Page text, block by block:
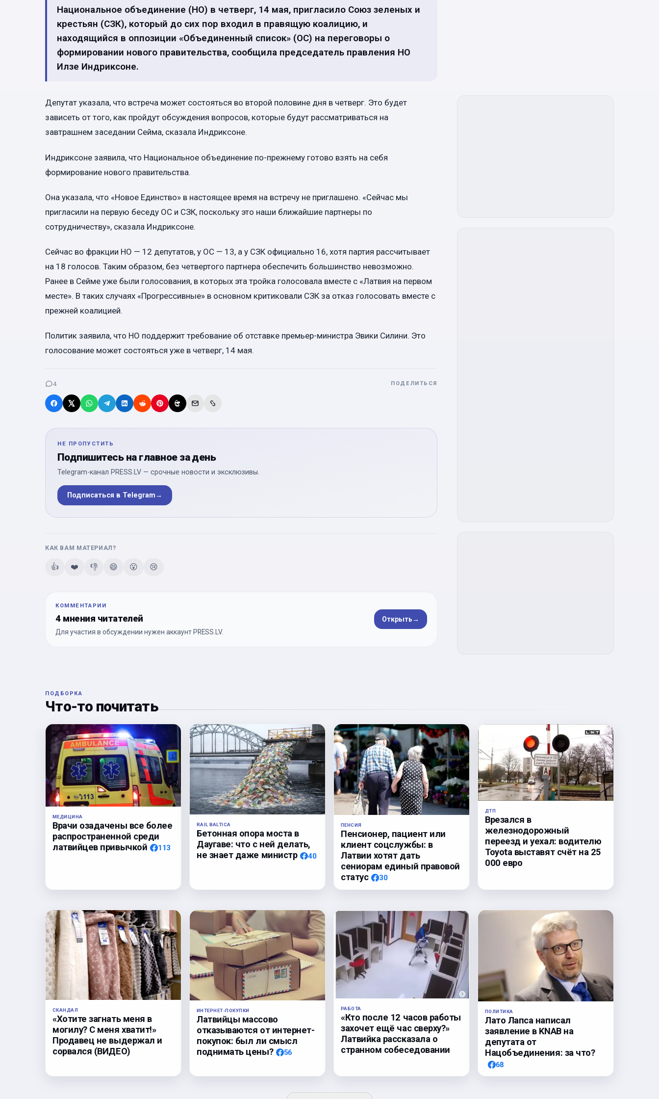
Национальное объединение (НО) в четверг, 14 мая, пригласило Союз зеленых и
крестьян (СЗК), который до сих пор входил в правящую коалицию, и
находящийся в оппозиции «Объединенный список» (ОС) на переговоры о
формировании нового правительства, сообщила председатель правления НО
Илзе Индриксоне.
Депутат указала, что встреча может состояться во второй половине дня в четверг. Это будет
зависеть от того, как пройдут обсуждения вопросов, которые будут рассматриваться на
завтрашнем заседании Сейма, сказала Индриксоне.
Индриксоне заявила, что Национальное объединение по-прежнему готово взять на себя
формирование нового правительства.
Она указала, что «Новое Единство» в настоящее время на встречу не приглашено. «Сейчас мы
пригласили на первую беседу ОС и СЗК, поскольку это наши ближайшие партнеры по
сотрудничеству», сказала Индриксоне.
Сейчас во фракции НО — 12 депутатов, у ОС — 13, а у СЗК официально 16, хотя партия рассчитывает
на 18 голосов. Таким образом, без четвертого партнера обеспечить большинство невозможно.
Ранее в Сейме уже были голосования, в которых эта тройка голосовала вместе с «Латвия на первом
месте». В таких случаях «Прогрессивные» в основном критиковали СЗК за отказ голосовать вместе с
прежней коалицией.
Политик заявила, что НО поддержит требование об отставке премьер-министра Эвики Силини. Это
голосование может состояться уже в четверг, 14 мая.
4 ПОДЕЛИТЬСЯ
НЕ ПРОПУСТИТЬ
Подпишитесь на главное за день
Telegram-канал PRESS.LV — срочные новости и эксклюзивы.
Подписаться в Telegram→
КАК ВАМ МАТЕРИАЛ?
👍 ❤️ 👎 😄 😮 😢
КОММЕНТАРИИ
4 мнения читателей
Для участия в обсуждении нужен аккаунт PRESS.LV.
Открыть→
ПОДБОРКА
Что-то почитать
МЕДИЦИНА
Врачи озадачены все более
распространенной среди
латвийцев привычкой
113
RAIL BALTICA
Бетонная опора моста в
Даугаве: что с ней делать,
не знает даже министр
40
ПЕНСИЯ
Пенсионер, пациент или
клиент соцслужбы: в
Латвии хотят дать
сениорам единый правовой
статус
30
ДТП
Врезался в
железнодорожный
переезд и уехал: водителю
Toyota выставят счёт на 25
000 евро
СКАНДАЛ
«Хотите загнать меня в
могилу? С меня хватит!»
Продавец не выдержал и
сорвался (ВИДЕО)
ИНТЕРНЕТ-ПОКУПКИ
Латвийцы массово
отказываются от интернет-
покупок: был ли смысл
поднимать цены?
56
РАБОТА
«Кто после 12 часов работы
захочет ещё час сверху?»
Латвийка рассказала о
странном собеседовании
ПОЛИТИКА
Лато Лапса написал
заявление в KNAB на
депутата от
Нацобъединения: за что?
68